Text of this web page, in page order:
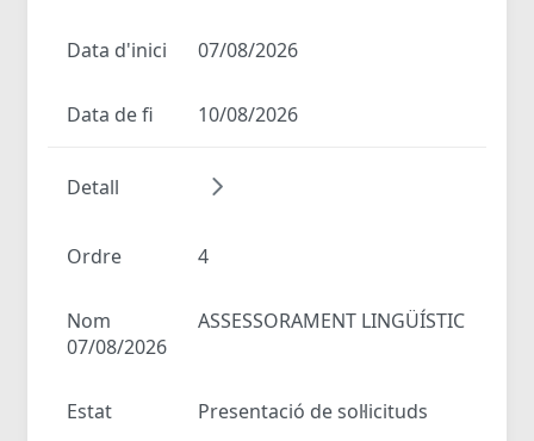
Data d'inici 07/08/2026
Data de fi 10/08/2026
Detall
Ordre 4
Nom
ASSESSORAMENT LINGÜÍSTIC
07/08/2026
Estat Presentació de sol·licituds